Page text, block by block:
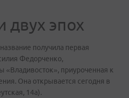
двух эпох
получила первая
Федорченко,
«Владивосток», приуроченная к
Она открывается сегодня в
14а).